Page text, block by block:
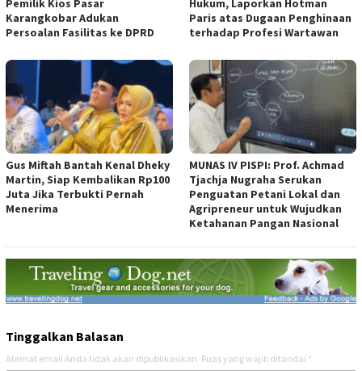
Pemilik Kios Pasar
Karangkobar Adukan
Persoalan Fasilitas ke DPRD
Hukum, Laporkan Hotman
Paris atas Dugaan Penghinaan
terhadap Profesi Wartawan
Gus Miftah Bantah Kenal Dheky
Martin, Siap Kembalikan Rp100
Juta Jika Terbukti Pernah
Menerima
MUNAS IV PISPI: Prof. Achmad
Tjachja Nugraha Serukan
Penguatan Petani Lokal dan
Agripreneur untuk Wujudkan
Ketahanan Pangan Nasional
Tinggalkan Balasan
Alamat email Anda tidak akan dipublikasikan. Ruas yang wajib ditandai *